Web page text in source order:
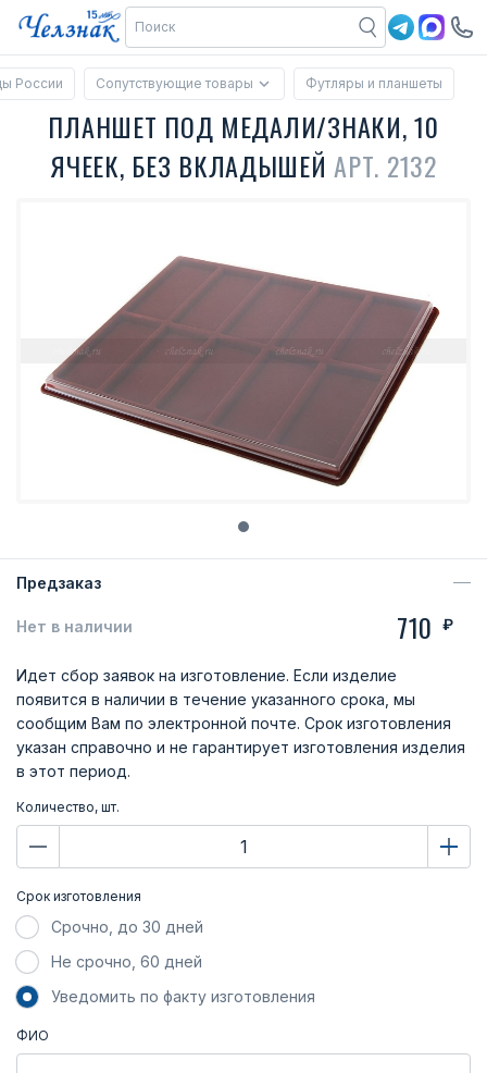
России Сопутствующие товары Футляры и планшеты
ПЛАНШЕТ ПОД МЕДАЛИ/ЗНАКИ, 10
ЯЧЕЕК, БЕЗ ВКЛАДЫШЕЙАРТ. 2132
Предзаказ
Нет в наличии 710 ₽
Идет сбор заявок на изготовление. Если изделие
появится в наличии в течение указанного срока, мы
сообщим Вам по электронной почте. Срок изготовления
указан справочно и не гарантирует изготовления изделия
в этот период.
Количество, шт.
Срок изготовления
Срочно, до 30 дней
Не срочно, 60 дней
Уведомить по факту изготовления
ФИО